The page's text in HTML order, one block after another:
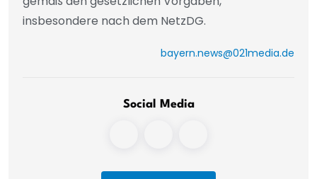
insbesondere nach dem NetzDG.
bayern.news@021media.de
Social Media